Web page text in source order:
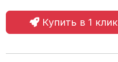
Купить в 1 клик